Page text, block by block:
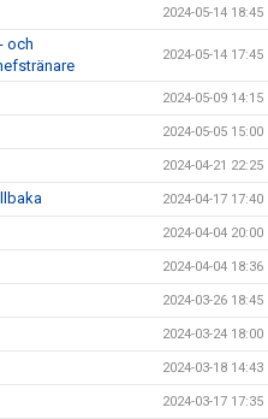
2024-05-14 18:45
och
2024-05-14 17:45
2024-05-09 14:15
2024-05-05 15:00
2024-04-21 22:25
2024-04-17 17:40
2024-04-04 20:00
2024-04-04 18:36
2024-03-26 18:45
2024-03-24 18:00
2024-03-18 14:43
2024-03-17 17:35